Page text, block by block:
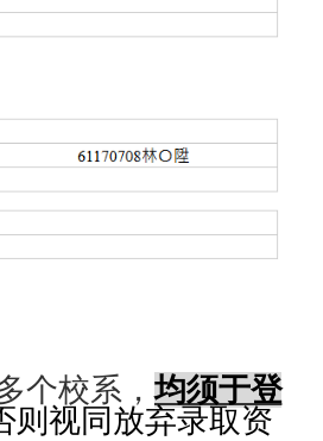
个校系，均须于登
则视同放弃录取资